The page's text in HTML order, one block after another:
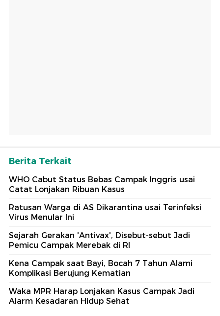
Berita Terkait
WHO Cabut Status Bebas Campak Inggris usai
Catat Lonjakan Ribuan Kasus
Ratusan Warga di AS Dikarantina usai Terinfeksi
Virus Menular Ini
Sejarah Gerakan 'Antivax', Disebut-sebut Jadi
Pemicu Campak Merebak di RI
Kena Campak saat Bayi, Bocah 7 Tahun Alami
Komplikasi Berujung Kematian
Waka MPR Harap Lonjakan Kasus Campak Jadi
Alarm Kesadaran Hidup Sehat